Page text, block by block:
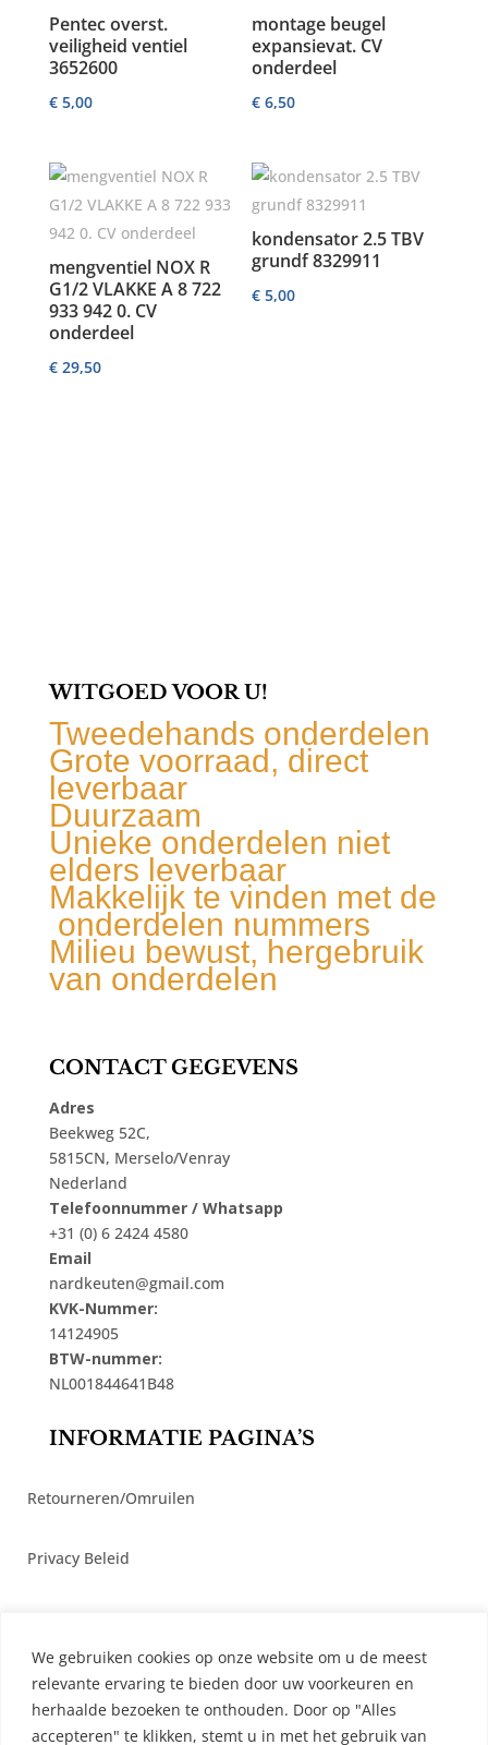
We gebruiken cookies op onze website om u de meest
relevante ervaring te bieden door uw voorkeuren en
herhaalde bezoeken te onthouden. Door op "Alles
accepteren" te klikken, stemt u in met het gebruik van
Pentec overst.
veiligheid ventiel
3652600
€5,00
montage beugel
expansievat. CV
onderdeel
€ 6,50
mengventiel NOX R
G1/2 VLAKKE A 8 722
933 942 0. CV
onderdeel
€29,50
kondensator 2.5 TBV
grundf 8329911
€ 5,00
WITGOED VOOR U!
Tweedehands onderdelen
Grote voorraad, direct
leverbaar
Duurzaam
Unieke onderdelen niet
elders leverbaar
Makkelijk te vinden met de
onderdelen nummers
Milieu bewust, hergebruik
van onderdelen
CONTACT GEGEVENS
Adres
Beekweg 52C,
5815CN, Merselo/Venray
Nederland
Telefoonnummer / Whatsapp
+31 (0) 6 2424 4580
Email
nardkeuten@gmail.com
KVK-Nummer:
14124905
BTW-nummer:
NL001844641B48
INFORMATIE PAGINA’S
Retourneren/Omruilen
Privacy Beleid
Algemene Voorwaarden
Contact